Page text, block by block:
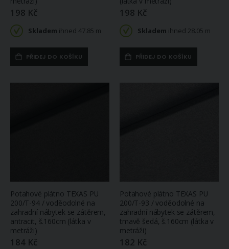
198 Kč
Skladem ihned 47.85 m
PŘIDEJ DO KOŠÍKU
198 Kč
Skladem ihned 28.05 m
PŘIDEJ DO KOŠÍKU
Potahové plátno TEXAS PU
200/T-94 / voděodolné na
zahradní nábytek se zátěrem,
antracit, š.160cm (látka v
metráži)
184 Kč
Potahové plátno TEXAS PU
200/T-93 / voděodolné na
zahradní nábytek se zátěrem,
tmavě šedá, š.160cm (látka v
metráži)
182 Kč